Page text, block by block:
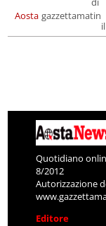
Aosta gazzettamatin
Quotidiano
8/2012
Autorizzazione
Editore